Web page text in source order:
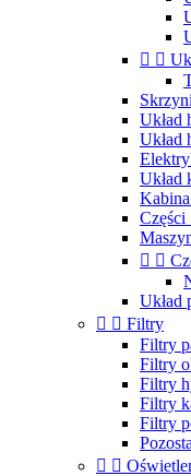
 
Układ
Układ
Układ
Części
 
Układ
  Filtry
Filtry
Filtry
Filtry
Filtry
Filtry
 